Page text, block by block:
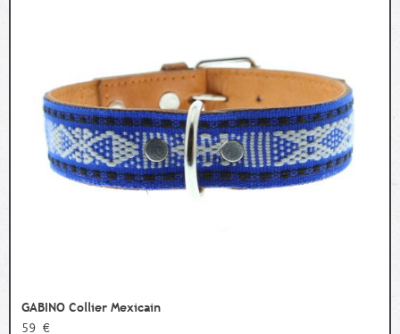
GABINO Collier Mexicain
59 €